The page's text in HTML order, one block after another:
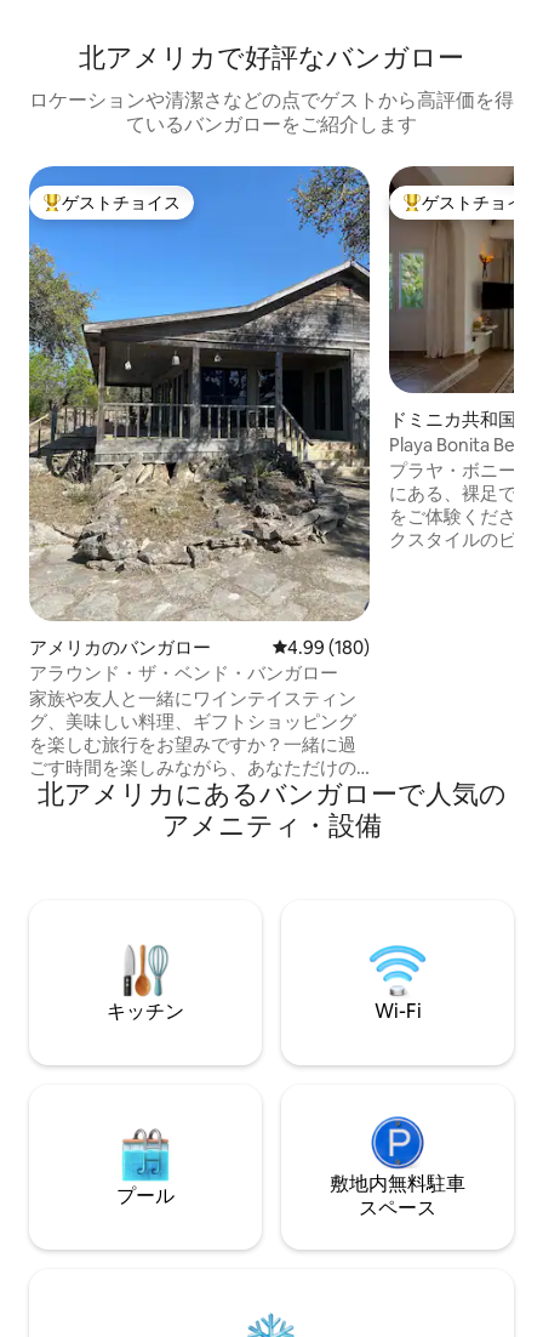
北アメリカで好評なバンガロー
ロケーションや清潔さなどの点でゲストから高評価を得
ているバンガローをご紹介します
大好評のゲストチョイスです。
ゲストチョイス
アメリカのバンガロー レビュー180件、5つ星中4.99つ
4.99 (180)
アラウンド・ザ・ベンド・バンガロー
家族や友人と一緒にワインテイスティン
グ、美味しい料理、ギフトショッピング
を楽しむ旅行をお望みですか？一緒に過
ごす時間を楽しみながら、あなただけの
空間でくつろぎたいですか？ Around the
Bend BungalowとAirstream Alfresco
は、数多くのレストランやユニークなお
て、果てしなく広がる星空を眺めなが
ら、一日の終わりを迎えましょう。 私た
ちの牧場ではロングホーン種の牛が歩き
回っており、この場所にはたくさんの野
大好評のゲスト
ゲストチョイス
ドミニカ共和国の
ー
Playa Bonita
ャンフロント！
プラヤ・ボニータ
にある、裸足で楽
をご体験ください
クスタイルのビー
完璧な滞在をお楽
北アメリカにあるバンガローで人気の
アメニティ・設備
キッチン Wi-Fi
プール
敷地内無料駐⁠車
ス⁠ペ⁠ー⁠ス